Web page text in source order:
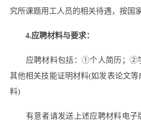
究所课题用工人员的相关待遇，按国
4.应聘材料与要求：
应聘材料包括：①个人简历；②
其他相关技能证明材料(如发表论文
料)
有意者请发送上述应聘材料电子